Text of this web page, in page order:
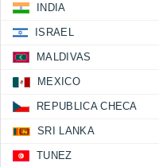
INDIA
ISRAEL
MALDIVAS
MEXICO
REPUBLICA CHECA
SRI LANKA
TUNEZ